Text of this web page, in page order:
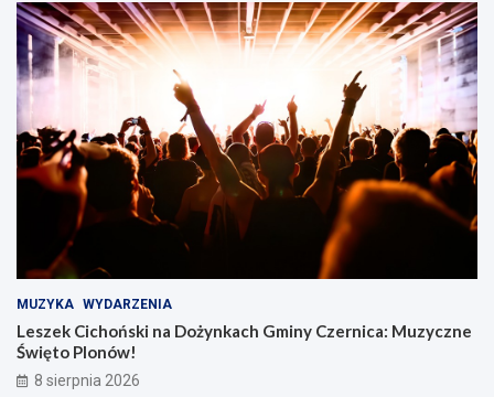
MUZYKA WYDARZENIA
Leszek Cichoński na Dożynkach Gminy Czernica: Muzyczne
Święto Plonów!
8 sierpnia 2026